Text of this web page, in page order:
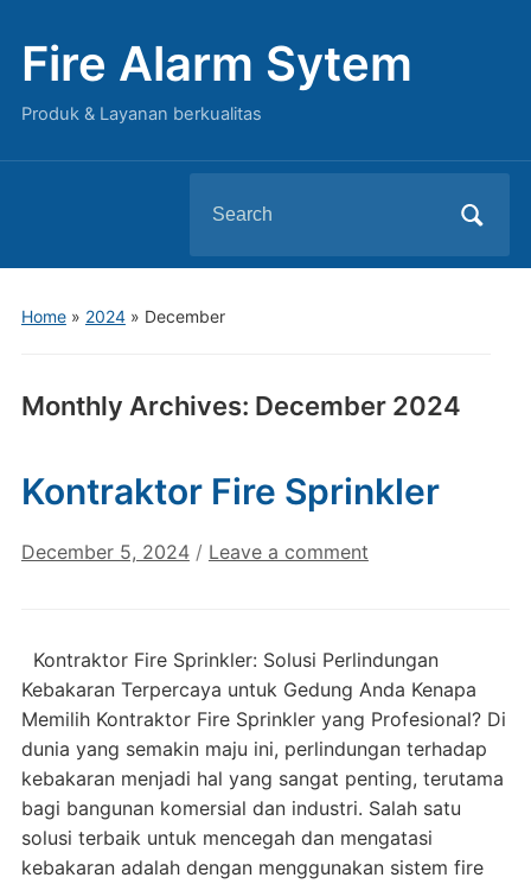
Fire Alarm Sytem
Produk & Layanan berkualitas
for:
Home» 2024» December
Monthly Archives: December 2024
Kontraktor Fire Sprinkler
December 5, 2024 / Leave a comment
Kontraktor Fire Sprinkler: Solusi Perlindungan
Kebakaran Terpercaya untuk Gedung Anda Kenapa
Memilih Kontraktor Fire Sprinkler yang Profesional? Di
dunia yang semakin maju ini, perlindungan terhadap
kebakaran menjadi hal yang sangat penting, terutama
bagi bangunan komersial dan industri. Salah satu
solusi terbaik untuk mencegah dan mengatasi
kebakaran adalah dengan menggunakan sistem fire